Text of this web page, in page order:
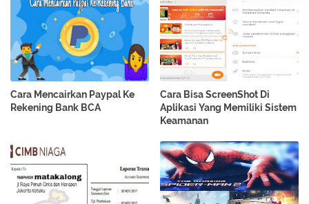
Cara Mencairkan Paypal Ke
Rekening Bank BCA
Cara Bisa ScreenShot Di
Aplikasi Yang Memiliki Sistem
Keamanan